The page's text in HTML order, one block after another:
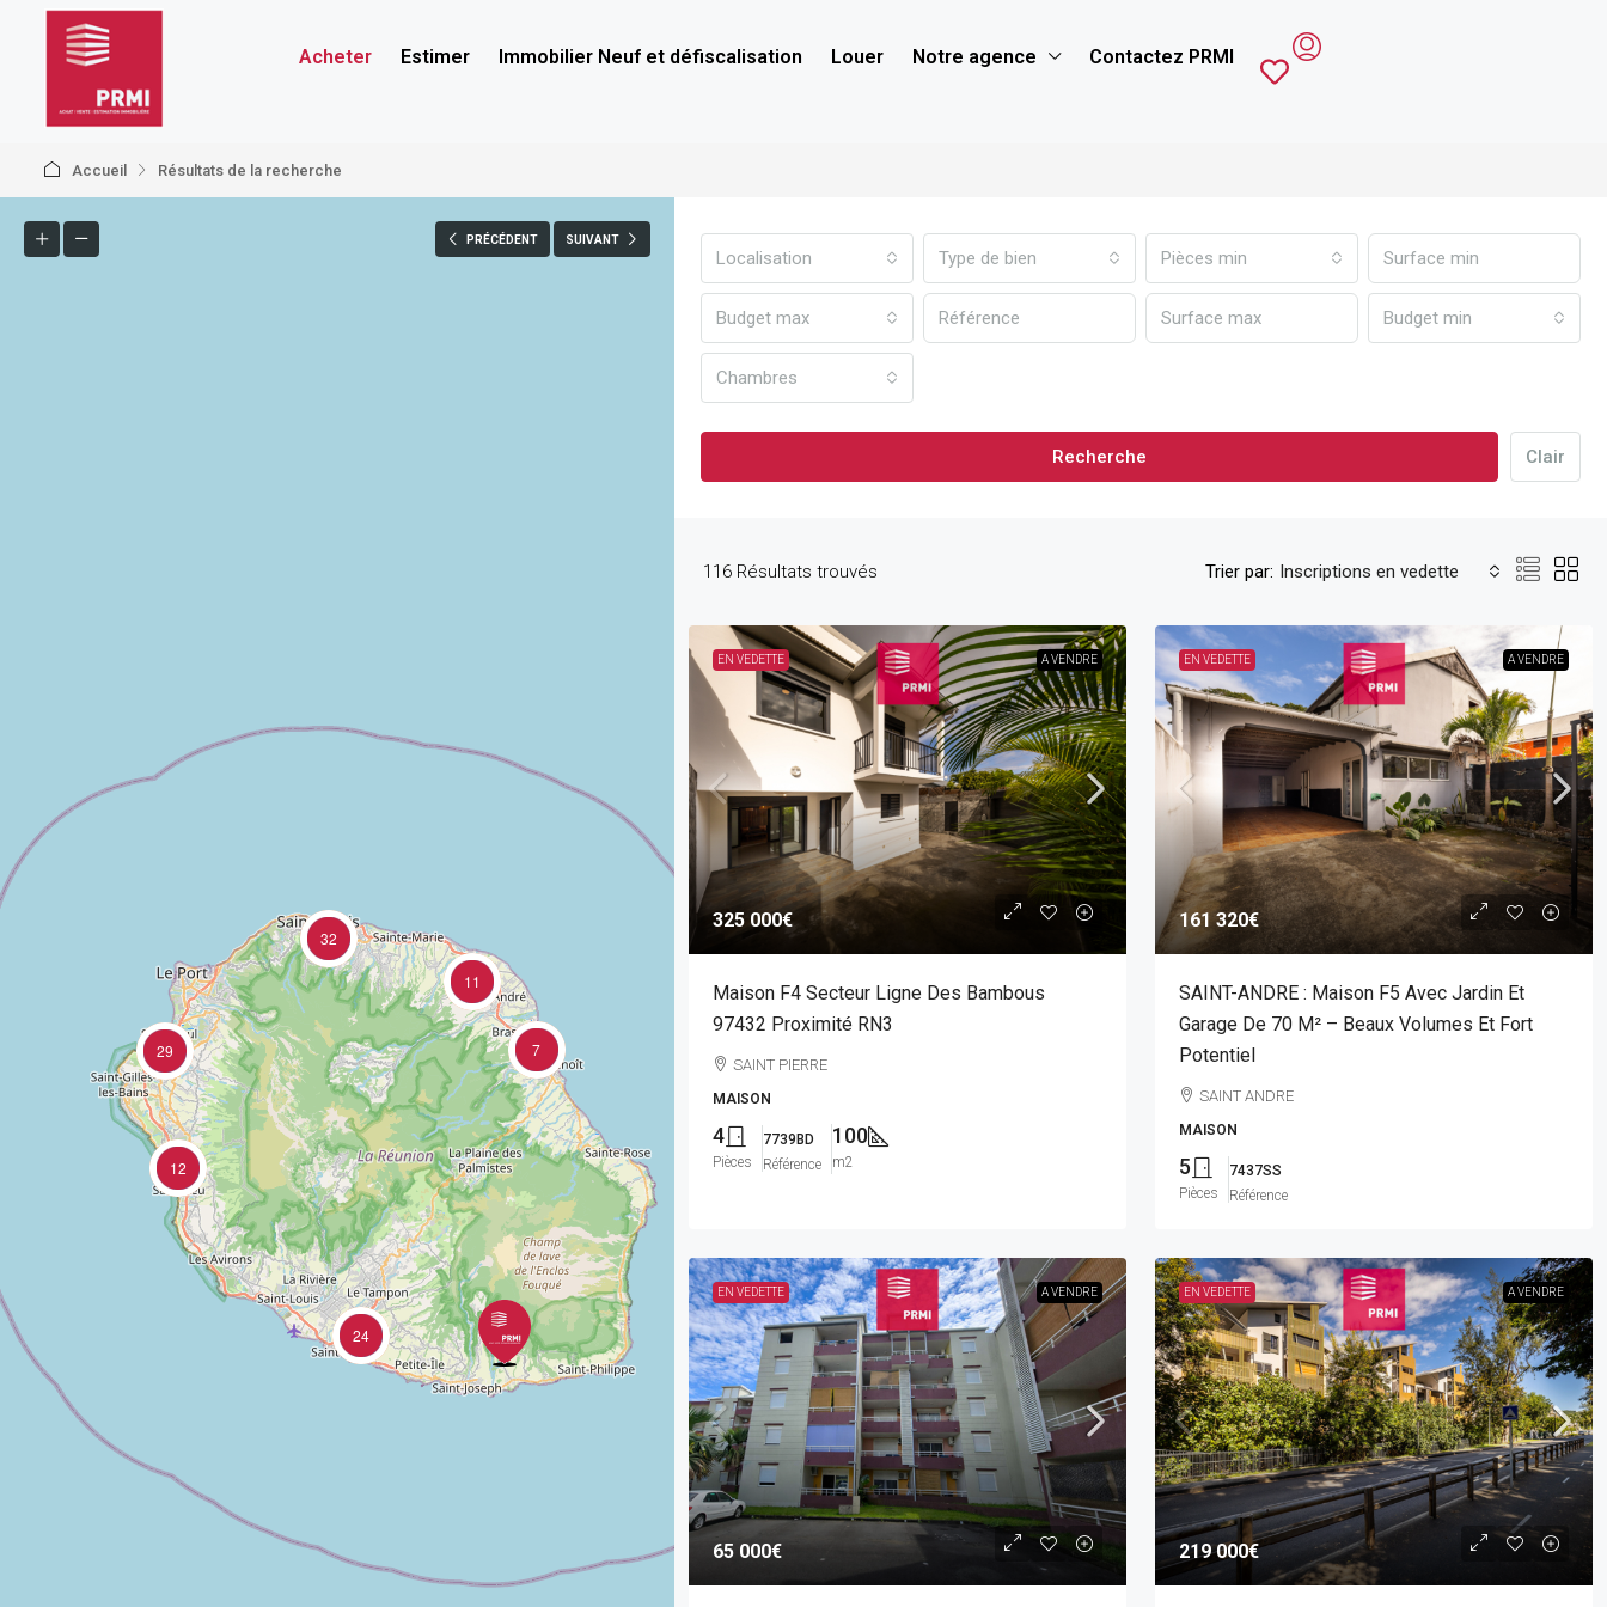
Acheter Estimer Immobilier Neuf et défiscalisation Louer Notre agence Contactez PRMI
Accueil Résultats de la recherche
PRÉCÉDENT SUIVANT
24
12
29 7
32
11
Localisation Type de bien Pièces min
Budget max Budget min
Chambres
Recherche Clair
116 Résultats trouvés Trier par: Inscriptions en vedette
EN VEDETTE A VENDRE
325 000€
Maison F4 Secteur Ligne Des Bambous
97432 Proximité RN3
SAINT PIERRE
MAISON
4
Pièces
7739BD
Référence
100
m2
EN VEDETTE A VENDRE
161 320€
SAINT-ANDRE : Maison F5 Avec Jardin Et
Garage De 70 M² – Beaux Volumes Et Fort
Potentiel
SAINT ANDRE
MAISON
5
Pièces
7437SS
Référence
EN VEDETTE A VENDRE
65 000€
EN VEDETTE A VENDRE
219 000€